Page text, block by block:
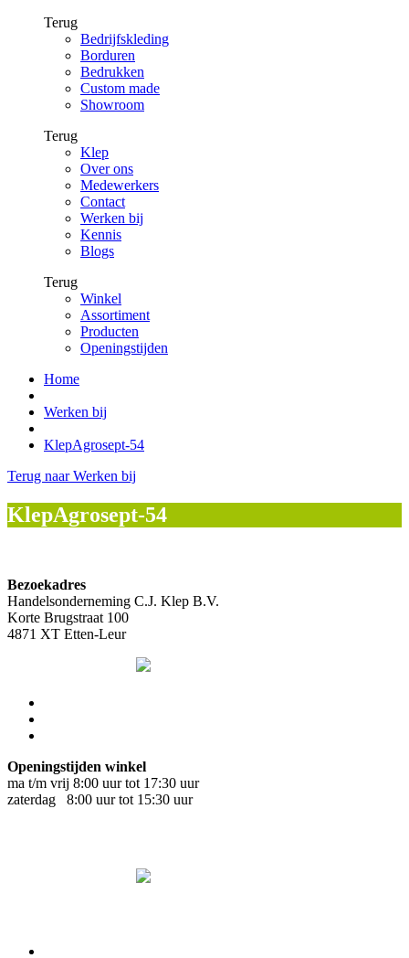
Terug
Bedrijfskleding
Borduren
Bedrukken
Custom made
Showroom
Terug
Klep
Over ons
Medewerkers
Contact
Werken bij
Kennis
Blogs
Terug
Winkel
Assortiment
Producten
Openingstijden
Home
Werken bij
KlepAgrosept-54
Terug naar Werken bij
KlepAgrosept-54
Bezoekadres
Handelsonderneming C.J. Klep B.V.
Korte Brugstraat 100
4871 XT Etten-Leur
Openingstijden winkel
ma t/m vrij 8:00 uur tot 17:30 uur
zaterdag 8:00 uur tot 15:30 uur